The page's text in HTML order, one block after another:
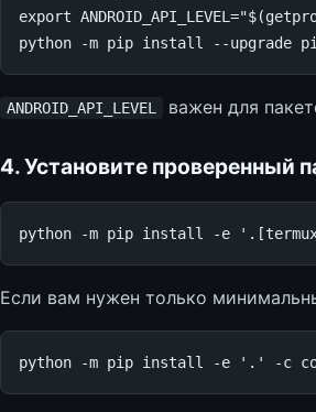
export ANDROID_API_LEVEL ="$(
python
-m pip install --upgrade
ANDROID_API_LEVEL важен для
4. Установите проверенный
python -m pip install -e
Если вам нужен только
python -m pip install -e '.' -c